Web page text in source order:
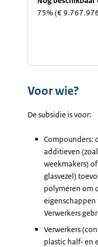
75% (€
Voor wie?
De subsidie is voor:
Compounders:
additieven
weekmakers)
glasvezel)
polymeren om
Verwerkers
Verwerkers
plastic half- en